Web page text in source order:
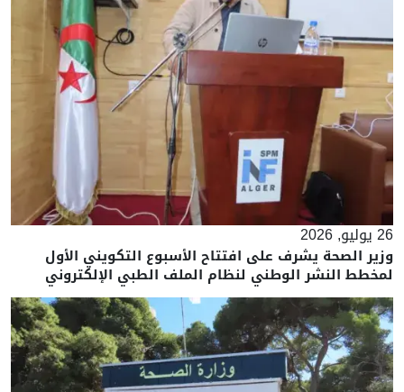
26 يوليو, 2026
وزير الصحة يشرف على افتتاح الأسبوع التكويني الأول
لمخطط النشر الوطني لنظام الملف الطبي الإلكتروني